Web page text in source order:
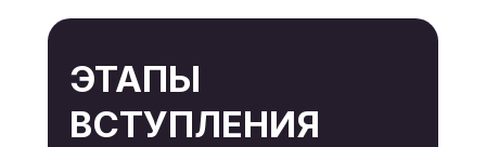
ЭТАПЫ
ВСТУПЛЕНИЯ